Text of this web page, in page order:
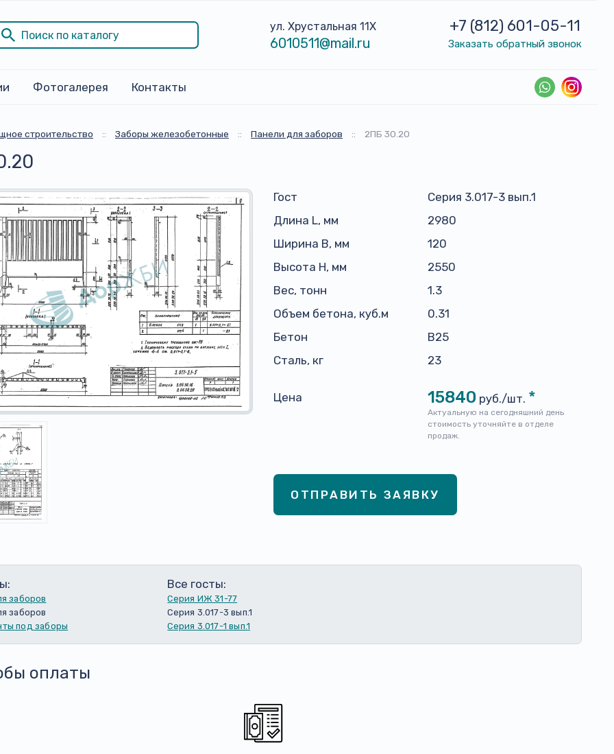
ул. Хрустальная 11Х
6010511@mail.ru
+7 (812) 601-05-11
Заказать обратный звонок
Фотогалерея Контакты
строительство :: Заборы железобетонные :: Панели для заборов :: 2ПБ 30.20
Гост
Серия 3.017-3 вып.1
Длина L, мм
2980
Ширина B, мм
120
Высота H, мм
2550
Вес, тонн
1.3
Объем бетона, куб.м
0.31
Бетон
B25
Сталь, кг
23
Цена 15840 руб./шт. *
Актуальную на сегодняшний день
стоимость уточняйте в отделе
продаж.
ОТПРАВИТЬ ЗАЯВКУ
заборов
заборов
под заборы
Все госты:
Серия ИЖ 31-77
Серия 3.017-3 вып.1
Серия 3.017-1 вып.1
оплаты